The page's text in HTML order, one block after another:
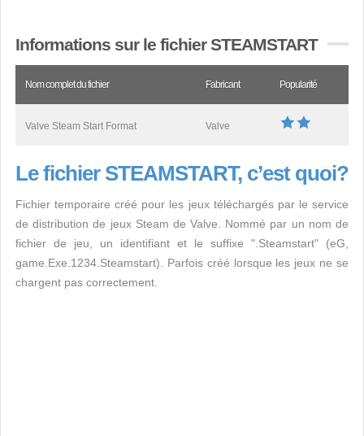
Informations sur le fichier STEAMSTART
Nom complet du fichier Fabricant Popularité
Valve Steam Start Format Valve
Le fichier STEAMSTART, c’est quoi?
Fichier temporaire créé pour les jeux téléchargés par le service
de distribution de jeux Steam de Valve. Nommé par un nom de
fichier de jeu, un identifiant et le suffixe ".Steamstart" (eG,
game.Exe.1234.Steamstart). Parfois créé lorsque les jeux ne se
chargent pas correctement.